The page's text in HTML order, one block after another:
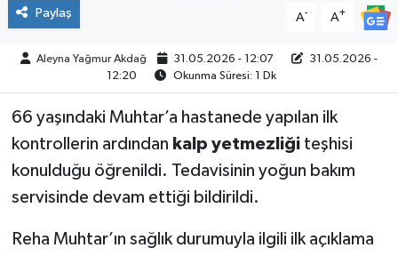
Paylaş A- A+
Aleyna Yağmur Akdağ 31.05.2026 - 12:07
31.05.2026 -
12:20
Okunma Süresi: 1 Dk
66 yaşındaki Muhtar’a hastanede yapılan ilk
kontrollerin ardından kalp yetmezliğiteşhisi
konulduğu öğrenildi. Tedavisinin yoğun bakım
servisinde devam ettiği bildirildi.
Reha Muhtar’ın sağlık durumuyla ilgili ilk açıklama